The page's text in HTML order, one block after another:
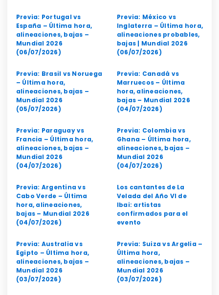
Previa: Portugal vs
España – Última hora,
alineaciones, bajas –
Mundial 2026
(06/07/2026)
Previa: México vs
Inglaterra – Última hora,
alineaciones probables,
bajas | Mundial 2026
(06/07/2026)
Previa: Brasil vs Noruega
– Última hora,
alineaciones, bajas –
Mundial 2026
(05/07/2026)
Previa: Canadá vs
Marruecos – Última
hora, alineaciones,
bajas – Mundial 2026
(04/07/2026)
Previa: Paraguay vs
Francia – Última hora,
alineaciones, bajas –
Mundial 2026
(04/07/2026)
Previa: Colombia vs
Ghana – Última hora,
alineaciones, bajas –
Mundial 2026
(04/07/2026)
Previa: Argentina vs
Cabo Verde – Última
hora, alineaciones,
bajas – Mundial 2026
(04/07/2026)
Los cantantes de La
Velada del Año VI de
Ibai: artistas
confirmados para el
evento
Previa: Australia vs
Egipto – Última hora,
alineaciones, bajas –
Mundial 2026
(03/07/2026)
Previa: Suiza vs Argelia –
Última hora,
alineaciones, bajas –
Mundial 2026
(03/07/2026)